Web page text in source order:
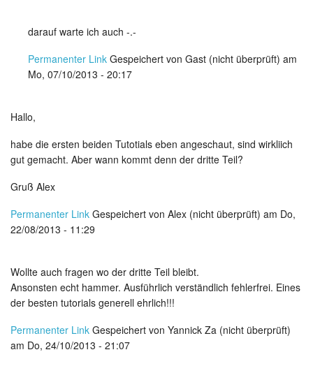
darauf warte ich auch -.-
Permanenter Link Gespeichert von Gast (nicht überprüft) am
Mo, 07/10/2013 - 20:17
Hallo,
habe die ersten beiden Tutotials eben angeschaut, sind wirkliich
gut gemacht. Aber wann kommt denn der dritte Teil?
Gruß Alex
Permanenter Link Gespeichert von Alex (nicht überprüft) am Do,
22/08/2013 - 11:29
Wollte auch fragen wo der dritte Teil bleibt.
Ansonsten echt hammer. Ausführlich verständlich fehlerfrei. Eines
der besten tutorials generell ehrlich!!!
Permanenter Link Gespeichert von Yannick Za (nicht überprüft)
am Do, 24/10/2013 - 21:07